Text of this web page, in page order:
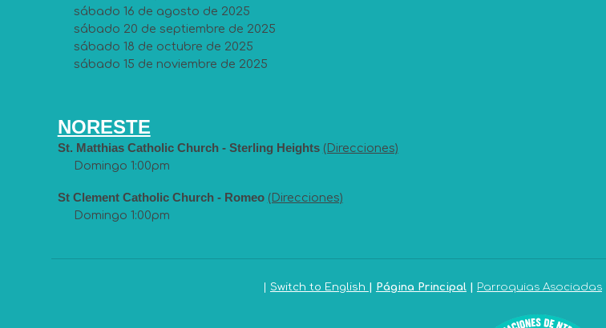
sábado 16 de agosto de 2025
sábado 20 de septiembre de 2025
sábado 18 de octubre de 2025
sábado 15 de noviembre de 2025
NORESTE
St. Matthias Catholic Church - Sterling Heights (Direcciones)
Domingo 1:00pm
St Clement Catholic Church - Romeo (Direcciones)
Domingo 1:00pm
| Switch to English | Página Principal| Parroquias Asociadas